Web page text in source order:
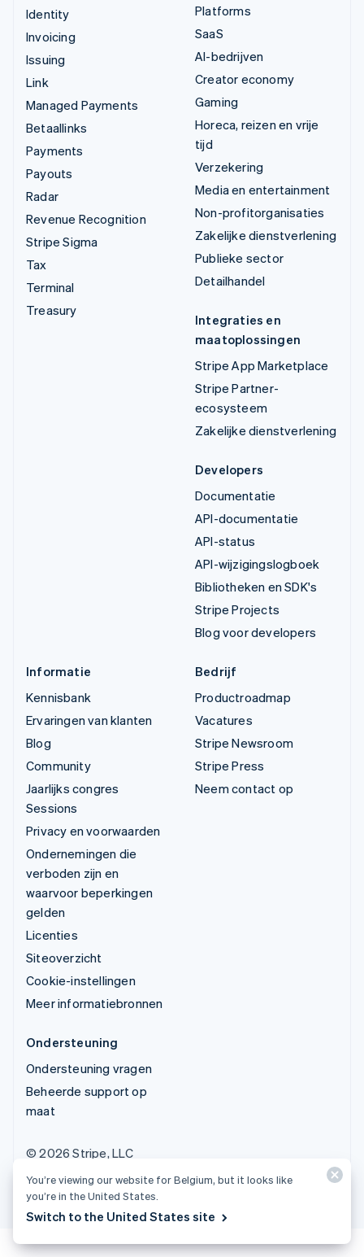
Identity
Invoicing
Issuing
Link
Managed Payments
Betaallinks
Payments
Payouts
Radar
Revenue Recognition
Stripe Sigma
Tax
Terminal
Treasury
Platforms
SaaS
AI-bedrijven
Creator economy
Gaming
Horeca, reizen en vrije
tijd
Verzekering
Media en entertainment
Non-profitorganisaties
Zakelijke dienstverlening
Publieke sector
Detailhandel
Integraties en
maatoplossingen
Stripe App Marketplace
Stripe Partner-
ecosysteem
Zakelijke dienstverlening
Developers
Documentatie
API-documentatie
API-status
API-wijzigingslogboek
Bibliotheken en SDK's
Stripe Projects
Blog voor developers
Informatie
Kennisbank
Ervaringen van klanten
Blog
Community
Jaarlijks congres
Sessions
Privacy en voorwaarden
Ondernemingen die
verboden zijn en
waarvoor beperkingen
gelden
Licenties
Siteoverzicht
Cookie-instellingen
Meer informatiebronnen
Bedrijf
Productroadmap
Vacatures
Stripe Newsroom
Stripe Press
Neem contact op
Ondersteuning
Ondersteuning vragen
Beheerde support op
maat
© 2026 Stripe, LLC
You’re viewing our website for Belgium, but it looks like
you’re in the United States.
Switch to the United States site